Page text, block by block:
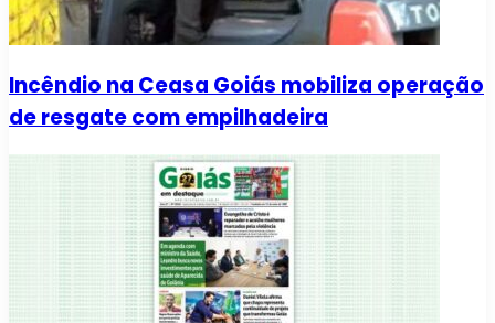
Incêndio na Ceasa Goiás mobiliza operação
de resgate com empilhadeira